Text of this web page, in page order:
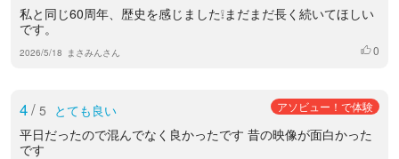
私と同じ60周年、歴史を感じました❕まだまだ長く続いてほしい
です。
2026/5/18 まさみんさん いいね
0
4/ 5 とても良い アソビュー！で体験
平日だったので混んでなく良かったです 昔の映像が面白かった
です